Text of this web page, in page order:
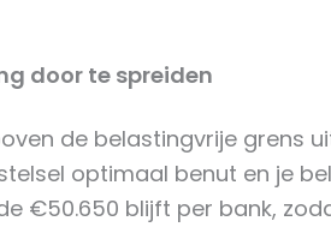
door te spreiden
de belastingvrije grens
optimaal benut en je
€50.650 blijft per bank,